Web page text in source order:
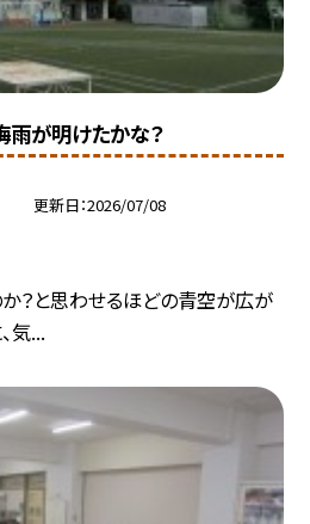
雨が明けたかな？
更新日 2026/07/08
？と思わせるほどの青空が広が
気...